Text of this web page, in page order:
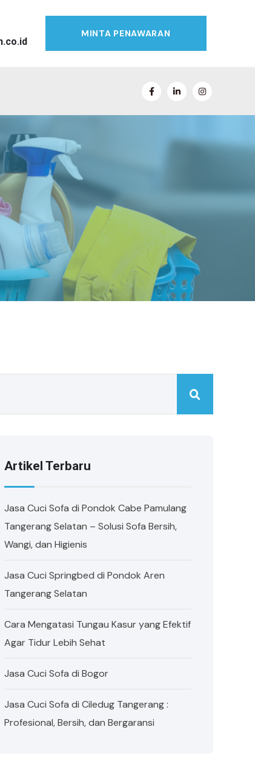
MINTA PENAWARAN
Artikel Terbaru
Jasa Cuci Sofa di Pondok Cabe Pamulang
Tangerang Selatan – Solusi Sofa Bersih,
Wangi, dan Higienis
Jasa Cuci Springbed di Pondok Aren
Tangerang Selatan
Cara Mengatasi Tungau Kasur yang Efektif
Agar Tidur Lebih Sehat
Jasa Cuci Sofa di Bogor
Jasa Cuci Sofa di Ciledug Tangerang :
Profesional, Bersih, dan Bergaransi